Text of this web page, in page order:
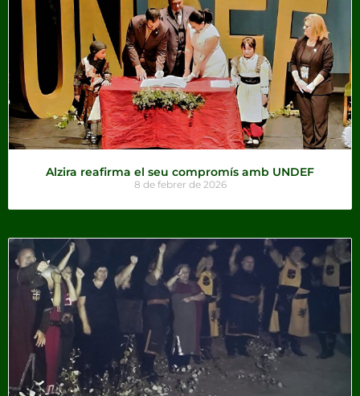
Alzira reafirma el seu compromís amb UNDEF
8 de febrer de 2026